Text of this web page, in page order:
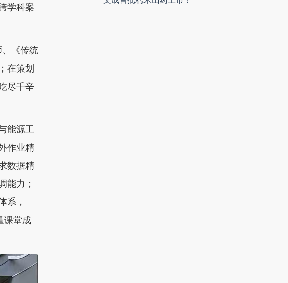
学科案
《传统
在策划
尽千辛
能源工
作业精
数据精
能力；
系，
课堂成